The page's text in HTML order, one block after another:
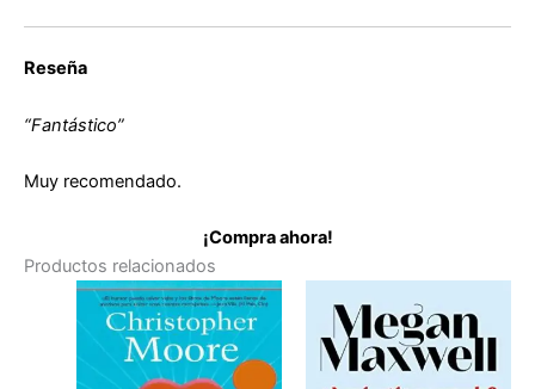
Reseña
“Fantástico”
Muy recomendado.
¡Compra ahora!
Productos relacionados